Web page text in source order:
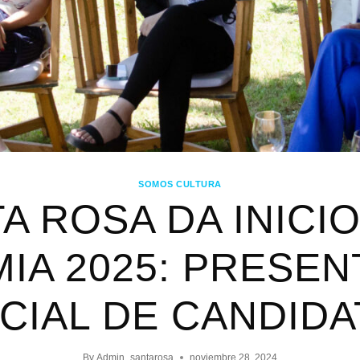
SOMOS CULTURA
ROSA DA
2025:
DE
By Admin_santarosa noviembre 28, 2024